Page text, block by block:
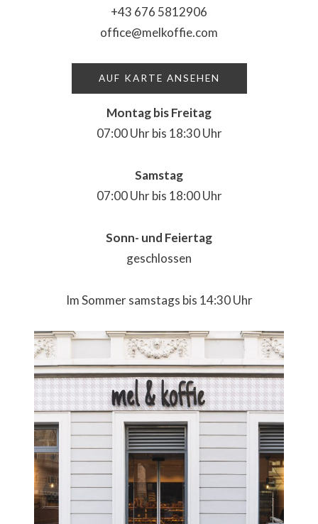
+43 676 5812906
office@melkoffie.com
AUF KARTE ANSEHEN
Montag bis Freitag
07:00 Uhr bis 18:30 Uhr
Samstag
07:00 Uhr bis 18:00 Uhr
Sonn- und Feiertag
geschlossen
Im Sommer samstags bis 14:30 Uhr